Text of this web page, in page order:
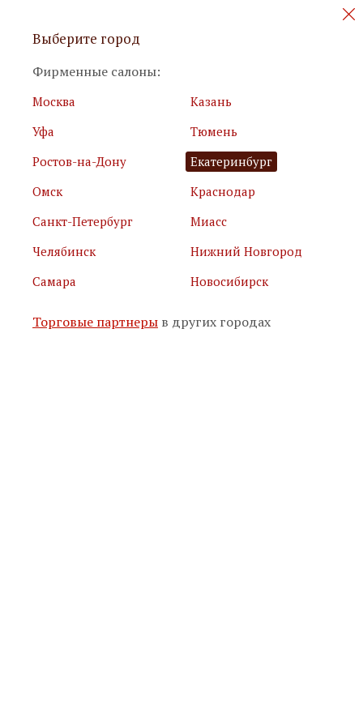
Персональные акции и новинки
Я принимаю
условия использования сайта
Я соглашаюсь сполитикой обработки персональных
Подписаться
Выберите город
Фирменные салоны:
Москва
Казань
Уфа
Тюмень
Ростов-на-Дону
Екатеринбург
Омск
Краснодар
Санкт-Петербург
Миасс
Челябинск
Нижний Новгород
Самара
Новосибирск
Торговые партнеры в других городах